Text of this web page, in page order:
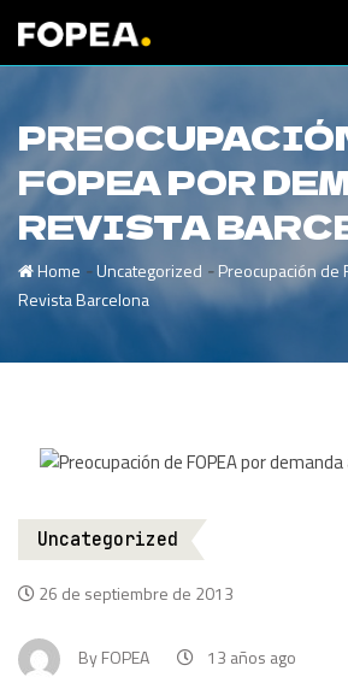
FOPEA POR
REVISTA
Home -Uncategorized -Preocupación de
Revista Barcelona
Uncategorized
26 de septiembre de 2013
ByFOPEA
13 años ago